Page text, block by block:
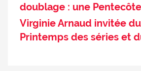
doublage : une
Virginie Arnaud invitée
Printemps des séries et